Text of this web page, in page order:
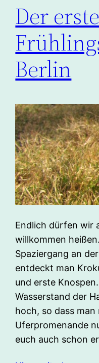
Der erste
Berlin
Endlich dürfen wir
willkommen
Spaziergang an
entdeckt man
und erste
Wasserstand der
hoch, so dass man
Uferpromenande
euch auch schon